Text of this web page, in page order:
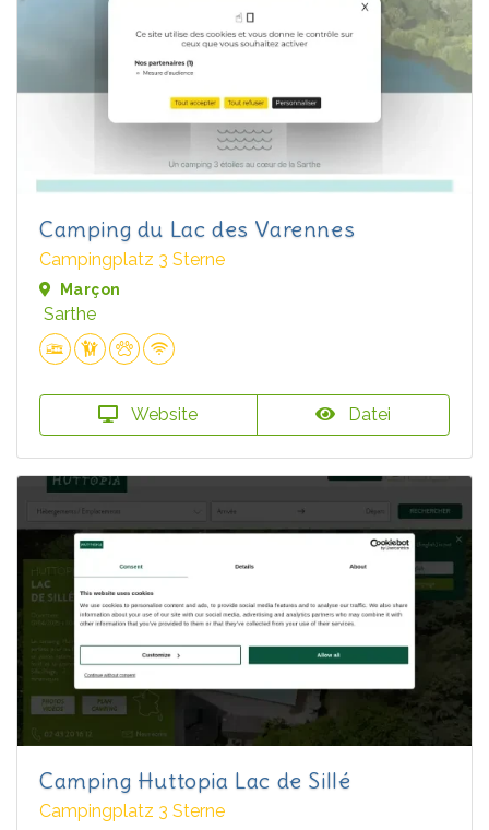
Camping du Lac des Varennes
Campingplatz 3 Sterne
Marçon
Sarthe
Website Datei
Camping Huttopia Lac de Sillé
Campingplatz 3 Sterne